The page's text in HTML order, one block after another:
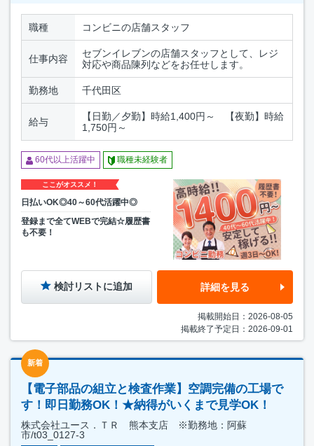
職種 コンビニの店舗スタッフ
仕事内容
セブンイレブンの店舗スタッフとして、レジ
対応や商品陳列などをお任せします。
勤務地 千代田区
給与
【日勤／夕勤】時給1,400円～ 【夜勤】時給
1,750円～
60代以上活躍中 職種未経験者
ここがオススメ！
日払いOK◎40～60代活躍中◎
登録まで全てWEBで完結☆履歴書
も不要！
検討リストに追加 詳細を見る
掲載開始日：2026-08-05
掲載終了予定日：2026-09-01
新着
【電子部品の組立と検査作業】空調完備の工場で
す！即日勤務OK！★納得がいくまで見学OK！
株式会社ユース．ＴＲ 熊本支店 ※勤務地：阿蘇
市/t03_0127-3